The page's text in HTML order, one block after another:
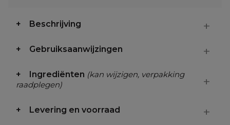
Beschrijving
Gebruiksaanwijzingen
Ingrediënten (kan wijzigen, verpakking
raadplegen)
Levering en voorraad